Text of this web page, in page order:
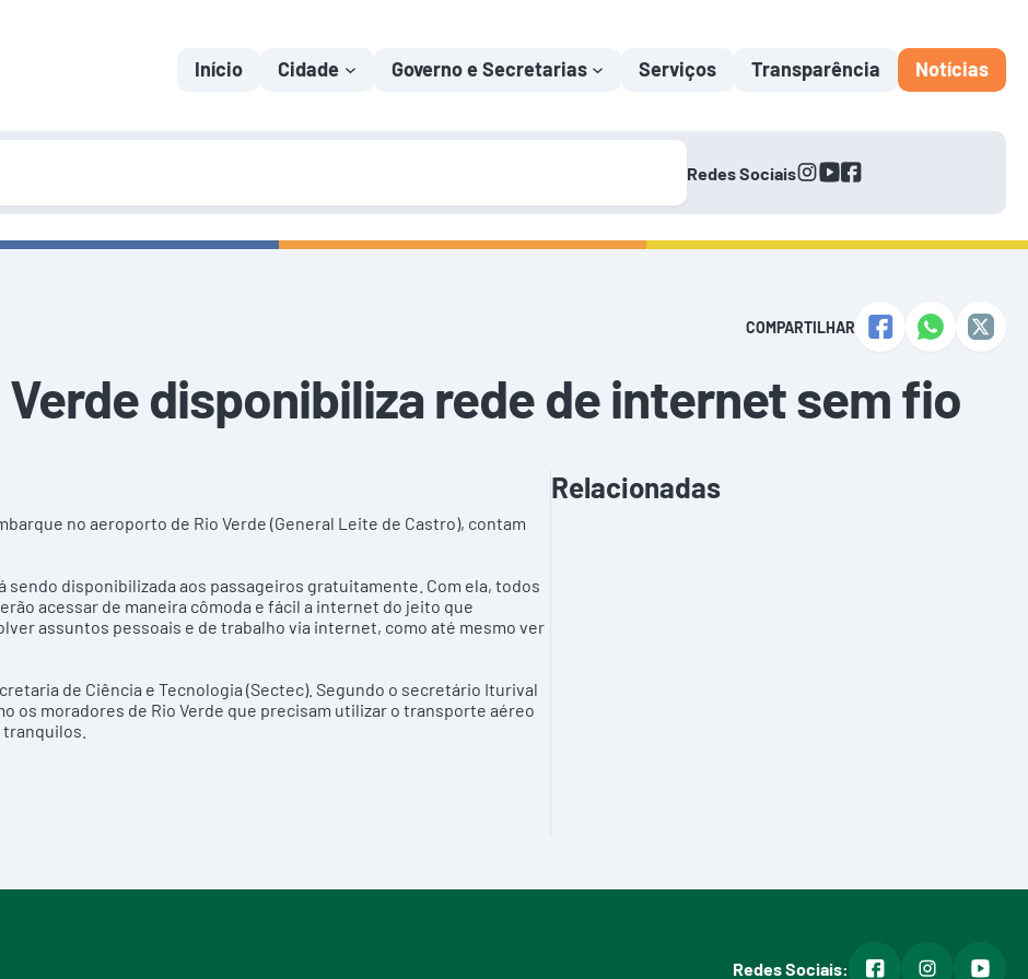
Início Cidade Governo e Secretarias Serviços Transparência Notícias
Redes Sociaisinstagram
youtube
facebook
COMPARTILHAR
disponibiliza rede de internet sem fio
no aeroporto de Rio Verde (General Leite de Castro), contam
sendo disponibilizada aos passageiros gratuitamente. Com ela, todos
acessar de maneira cômoda e fácil a internet do jeito que
assuntos pessoais e de trabalho via internet, como até mesmo ver
de Ciência e Tecnologia (Sectec). Segundo o secretário Iturival
os moradores de Rio Verde que precisam utilizar o transporte aéreo
Relacionadas
Redes Sociais: facebookinstagram